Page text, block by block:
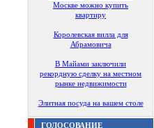
Москве можно купить
квартиру
Королевская вилла для
Абрамовича
В Майами заключили
рекордную сделку на местном
рынке недвижимости
Элитная посуда на вашем столе
ГОЛОСОВАНИЕ